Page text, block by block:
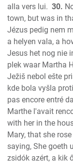
alla vers lui. 30.
town, but was in
Jézus pedig nem
a helyen vala, a
Jesus het nog nie
plek waar Martha
Ježiš nebol ešte
kde bola vyšla
pas encore entré
Marthe l'avait
with her in the
Mary, that she
saying, She goeth
zsidók azért, a kik